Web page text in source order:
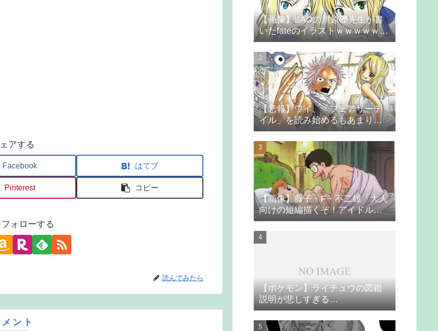
アする
Facebook はてブ
Pinterest コピー
ォローする
読んでみたら
ント
【画像】SAOの川原礫先生が書
いたfateのイラストｗｗｗｗｗｗ
ｗｗｗ
【悲報】ワイ、「フェアリーテ
イル」を読み始めるもあまりの
つまらなさに挫折する
【画像】藤子・F・不二雄「大人
向けの短編描くぞ！アイドルが
無理やり抱かれるシーン入れ
よ」
【ポケモン】ライチュウの図鑑
説明が悲しすぎる…